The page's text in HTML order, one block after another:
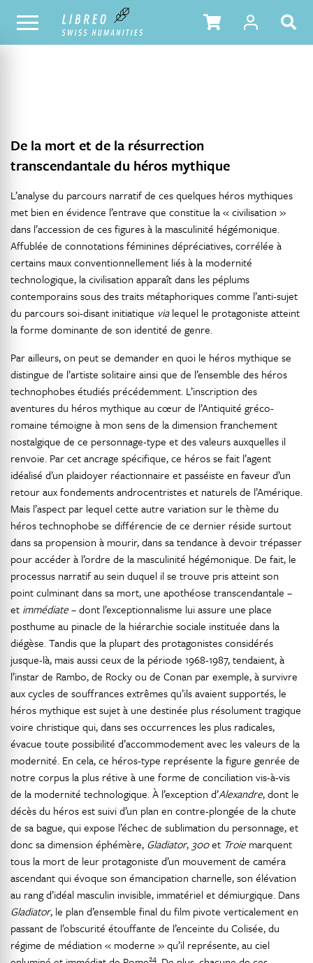
NOTRE CATALOGUE TABLE DES MATIÈRES
De la mort et de la résurrection
transcendantale du héros mythique
L’analyse du parcours narratif de ces quelques héros mythiques
met bien en évidence l’entrave que constitue la « civilisation »
dans l’accession de ces figures à la masculinité hégémonique.
Affublée de connotations féminines dépréciatives, corrélée à
certains maux conventionnellement liés à la modernité
technologique, la civilisation apparaît dans les péplums
contemporains sous des traits métaphoriques comme l’anti-sujet
du parcours soi-disant initiatique vialequel le protagoniste atteint
la forme dominante de son identité de genre.
Par ailleurs, on peut se demander en quoi le héros mythique se
distingue de l’artiste solitaire ainsi que de l’ensemble des héros
technophobes étudiés précédemment. L’inscription des
aventures du héros mythique au cœur de l’Antiquité gréco-
romaine témoigne à mon sens de la dimension franchement
nostalgique de ce personnage-type et des valeurs auxquelles il
renvoie. Par cet ancrage spécifique, ce héros se fait l’agent
idéalisé d’un plaidoyer réactionnaire et passéiste en faveur d’un
retour aux fondements androcentristes et naturels de l’Amérique.
Mais l’aspect par lequel cette autre variation sur le thème du
héros technophobe se différencie de ce dernier réside surtout
dans sa propension à mourir, dans sa tendance à devoir trépasser
pour accéder à l’ordre de la masculinité hégémonique. De fait, le
processus narratif au sein duquel il se trouve pris atteint son
point culminant dans sa mort, une apothéose transcendantale –
et immédiate– dont l’exceptionnalisme lui assure une place
posthume au pinacle de la hiérarchie sociale instituée dans la
diégèse. Tandis que la plupart des protagonistes considérés
jusque-là, mais aussi ceux de la période 1968-1987, tendaient, à
l’instar de Rambo, de Rocky ou de Conan par exemple, à survivre
aux cycles de souffrances extrêmes qu’ils avaient supportés, le
héros mythique est sujet à une destinée plus résolument tragique
voire christique qui, dans ses occurrences les plus radicales,
évacue toute possibilité d’accommodement avec les valeurs de la
modernité. En cela, ce héros-type représente la figure genrée de
notre corpus la plus rétive à une forme de conciliation vis-à-vis
de la modernité technologique. À l’exception d’Alexandre, dont le
décès du héros est suivi d’un plan en contre-plongée de la chute
de sa bague, qui expose l’échec de sublimation du personnage, et
donc sa dimension éphémère, Gladiator, 300et Troie marquent
tous la mort de leur protagoniste d’un mouvement de caméra
ascendant qui évoque son émancipation charnelle, son élévation
au rang d’idéal masculin invisible, immatériel et démiurgique. Dans
Gladiator, le plan d’ensemble final du film pivote verticalement en
passant de l’obscurité étouffante de l’enceinte du Colisée, du
régime de médiation « moderne » qu’il représente, au ciel
24